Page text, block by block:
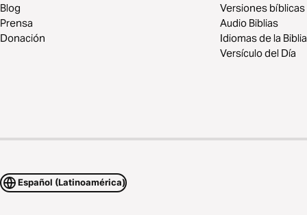
Blog
Prensa
Donación
Versiones bíblicas
Audio Biblias
Idiomas de la Biblia
Versículo del Día
Español (Latinoamérica)